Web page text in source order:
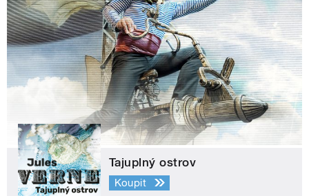
Tajuplný ostrov
Koupit